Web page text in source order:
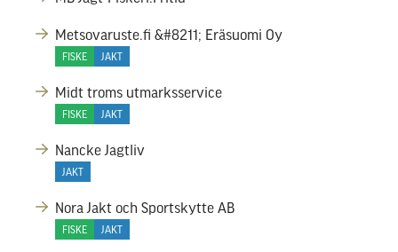
Metsovaruste.fi &#8211; Eräsuomi Oy
FISKE JAKT
Midt troms utmarksservice
FISKE JAKT
Nancke Jagtliv
JAKT
Nora Jakt och Sportskytte AB
FISKE JAKT